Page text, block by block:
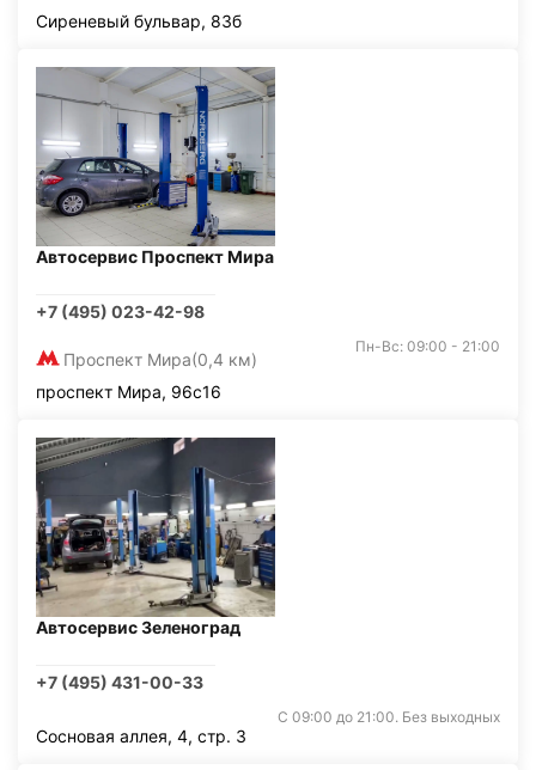
Сиреневый бульвар, 83б
Автосервис Проспект Мира
+7 (495) 023-42-98
Проспект Мира(0,4 км)
Пн-Вс: 09:00 - 21:00
проспект Мира, 96с16
Автосервис Зеленоград
+7 (495) 431-00-33
С 09:00 до 21:00. Без выходных
Сосновая аллея, 4, стр. 3